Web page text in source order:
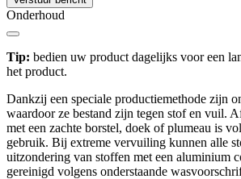
Onderhoud
Tip: bedien uw product dagelijks voor een
het product.
Dankzij een speciale productiemethode zijn
waardoor ze bestand zijn tegen stof en vuil.
met een zachte borstel, doek of plumeau is
gebruik. Bij extreme vervuiling kunnen alle
uitzondering van stoffen met een aluminium
gereinigd volgens onderstaande